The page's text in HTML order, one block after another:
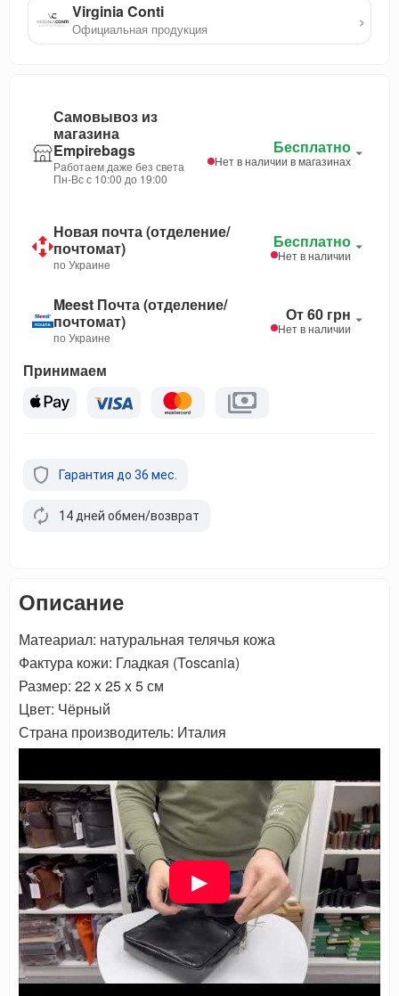
Virginia Conti
Официальная продукция ›
Самовывоз из
магазина
Empirebags
Работаем даже без света
Пн-Вс с 10:00 до 19:00
Бесплатно
Нет в наличии в магазинах
Новая почта (отделение/
почтомат)
по Украине
Бесплатно
Нет в наличии
Meest Почта (отделение/
почтомат)
по Украине
От 60 грн
Нет в наличии
Принимаем
Гарантия до 36 мес.
14 дней обмен/возврат
Описание
Матеариал: натуральная телячья кожа
Фактура кожи: Гладкая (Toscania)
Размер: 22 x 25 x 5 см
Цвет: Чёрный
Страна производитель: Италия